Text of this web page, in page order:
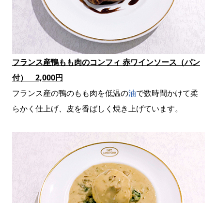
フランス産鴨もも肉のコンフィ 赤ワインソース（パン
付） 2,000円
フランス産の鴨のもも肉を低温の油で数時間かけて柔
らかく仕上げ、皮を香ばしく焼き上げています。